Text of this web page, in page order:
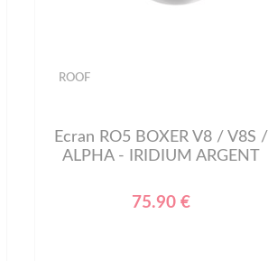
ROOF
Ecran RO5 BOXER V8 / V8S /
ALPHA - IRIDIUM ARGENT
75.90 €